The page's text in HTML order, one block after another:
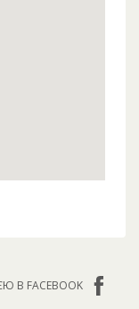
В FACEBOOK